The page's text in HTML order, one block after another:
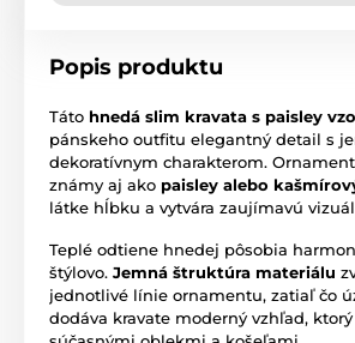
Popis produktu
Táto hnedá slim kravata s paisley
pánskeho outfitu elegantný detail s
dekoratívnym charakterom.
známy aj ako paisley alebo
látke hĺbku a vytvára zaujímavú
Teplé odtiene hnedej pôsobia
štýlovo. Jemná štruktúra materiálu
jednotlivé línie ornamentu, zatiaľ čo
dodáva kravate moderný vzhľad,